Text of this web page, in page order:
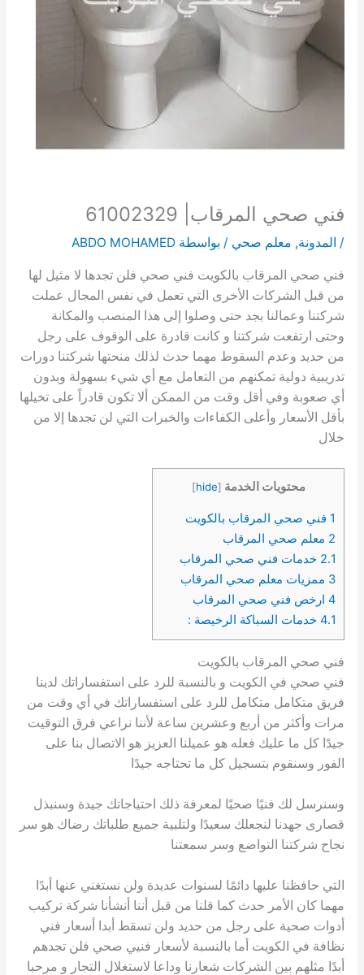
فني صحي المرقاب| 61002329
/ المدونة, معلم صحي / بواسطة ABDO MOHAMED
فني صحي المرقاب بالكويت فني صحي فلن تجدها لا مثيل لها
من قبل الشركات الأخرى التي تعمل في نفس المجال عملت
شركتنا وعمالنا بجد حتى وصلوا إلى هذا المنصب والمكانة
وحتى ارتفعت شركتنا و كانت قادرة على الوقوف على رجل
من حديد وعدم السقوط مهما حدث لذلك منحتها شركتنا دورات
تدريبية دولية تمكنهم من التعامل مع أي شيء بسهولة وبدون
أي صعوبة وفي أقل وقت من الممكن ألا تكون قادراً على تخيلها
بأقل الأسعار وأعلى الكفاءات والخبرات التي لن تجدها إلا من
خلال
محتويات الخدمة [
hide
]
1فني صحي المرقاب بالكويت
2 معلم صحي المرقاب
2.1 خدمات فني صحي المرقاب
3 ممزيات معلم صحي المرقاب
4ارخص فني صحي المرقاب
4.1خدمات السباكة الرخيصة :
فني صحي المرقاب بالكويت
فني صحي في الكويت و بالنسبة للرد على استفساراتك لدينا
فريق متكامل متكامل للرد على استفساراتك في أي وقت من
مرات وأكثر من أربع وعشرين ساعة لأننا نراعي فرق التوقيت
جيدًا كل ما عليك فعله هو عميلنا العزيز هو الاتصال بنا على
الفور وسنقوم بتسجيل كل ما تحتاجه جيدًا
وسنرسل لك فنيًا صحيًا لمعرفة ذلك احتياجاتك جيدة وسنبذل
قصارى جهدنا لنجعلك سعيدًا ولتلبية جميع طلباتك رضاك هو سر
نجاح شركتنا التواضع وسر سمعتنا
التي حافظنا عليها دائمًا لسنوات عديدة ولن نستغني عنها أبدًا
مهما كان الأمر حدث كما قلنا من قبل أننا أنشأنا شركة تركيب
أدوات صحية على رجل من حديد ولن تسقط أبدا أسعار فني
نظافة في الكويت أما بالنسبة لأسعار فنيي صحي فلن تجدهم
أبدًا مثلهم بين الشركات شعارنا وداعا لاستغلال التجار و مرحبا